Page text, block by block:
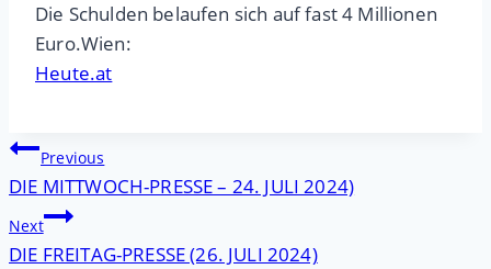
Die Schulden belaufen sich auf fast 4 Millionen
Euro.Wien:
Heute.at
Beitragsnavigation
Previous
DIE MITTWOCH-PRESSE – 24. JULI 2024)
Next
DIE FREITAG-PRESSE (26. JULI 2024)